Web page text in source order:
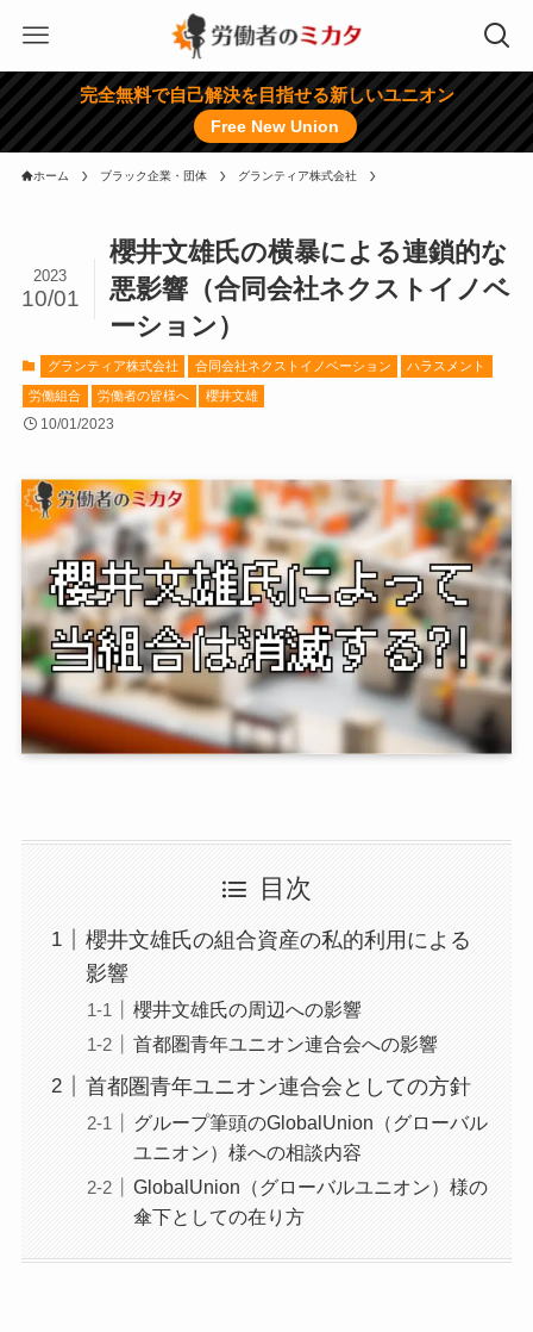
完全無料で自己解決を目指せる新しいユニオン
Free New Union
ホーム ブラック企業・団体 グランティア株式会社
櫻井文雄氏の横暴による連鎖的な
悪影響（合同会社ネクストイノベ
ーション）
2023
10/01
グランティア株式会社 合同会社ネクストイノベーション ハラスメント
労働組合 労働者の皆様へ 櫻井文雄
10/01/2023
目次
櫻井文雄氏の組合資産の私的利用による
影響
櫻井文雄氏の周辺への影響
首都圏青年ユニオン連合会への影響
首都圏青年ユニオン連合会としての方針
グループ筆頭のGlobalUnion（グローバル
ユニオン）様への相談内容
GlobalUnion（グローバルユニオン）様の
傘下としての在り方